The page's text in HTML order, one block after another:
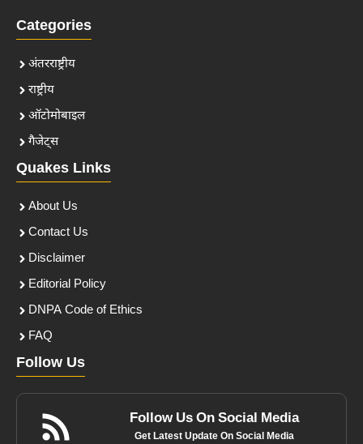
Categories
अंतरराष्ट्रीय
राष्ट्रीय
ऑटोमोबाइल
गैजेट्स
Quakes Links
About Us
Contact Us
Disclaimer
Editorial Policy
DNPA Code of Ethics
FAQ
Follow Us
Follow Us On Social Media
Get Latest Update On Social Media